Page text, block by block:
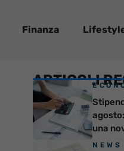
Finanza
ARTICOLI
una
NEWS